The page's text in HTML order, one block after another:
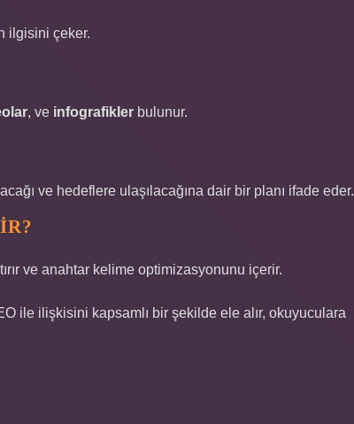
ilgisini çeker.
, ve infografikler bulunur.
ve hedeflere ulaşılacağına dair bir planı ifade eder.
ve anahtar kelime optimizasyonunu içerir.
ile ilişkisini kapsamlı bir şekilde ele alır, okuyuculara